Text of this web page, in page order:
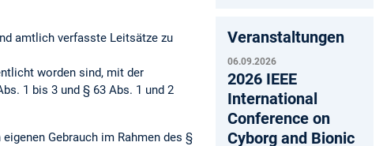
amtlich verfasste Leitsätze zu
worden sind, mit der
1 bis 3 und § 63 Abs. 1 und 2
Gebrauch im Rahmen des §
Veranstaltungen
06.09.2026
2026 IEEE
International
Conference on
Cyborg and Bionic